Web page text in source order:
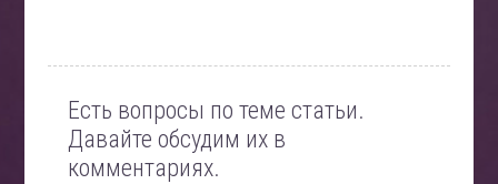
Есть вопросы по теме статьи.
Давайте обсудим их в
комментариях.